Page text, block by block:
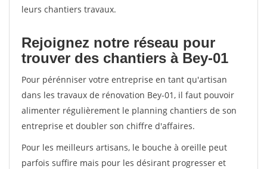
leurs chantiers travaux.
Rejoignez notre réseau pour
trouver des chantiers à Bey-01
Pour pérénniser votre entreprise en tant qu'artisan
dans les travaux de rénovation Bey-01, il faut pouvoir
alimenter régulièrement le planning chantiers de son
entreprise et doubler son chiffre d'affaires.
Pour les meilleurs artisans, le bouche à oreille peut
parfois suffire mais pour les désirant progresser et